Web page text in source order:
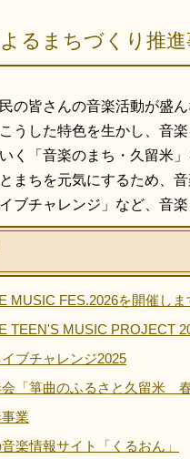
るまちづくり推進
の皆さんの音楽活動が盛
うした特色を生かし、音
く「音楽のまち・久留米」
まちを元気にするため、
ブチャレンジ」など、音
MUSIC FES.2026を開催しま
TEEN'S MUSIC PROJECT
イブチャレンジ2025
「箏曲のふるさと久留米
業
楽情報サイト「くるおん」